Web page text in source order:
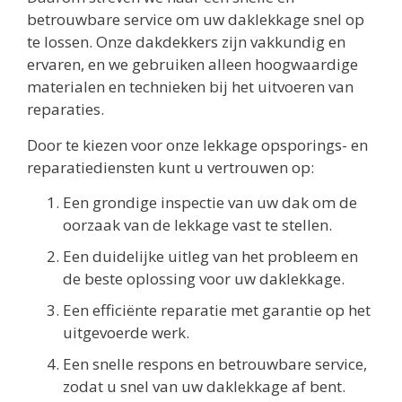
betrouwbare service om uw daklekkage snel op
te lossen. Onze dakdekkers zijn vakkundig en
ervaren, en we gebruiken alleen hoogwaardige
materialen en technieken bij het uitvoeren van
reparaties.
Door te kiezen voor onze lekkage opsporings- en
reparatiediensten kunt u vertrouwen op:
Een grondige inspectie van uw dak om de
oorzaak van de lekkage vast te stellen.
Een duidelijke uitleg van het probleem en
de beste oplossing voor uw daklekkage.
Een efficiënte reparatie met garantie op het
uitgevoerde werk.
Een snelle respons en betrouwbare service,
zodat u snel van uw daklekkage af bent.